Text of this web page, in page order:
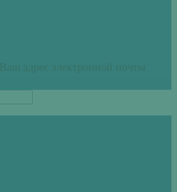
Ваш адрес электронной почты